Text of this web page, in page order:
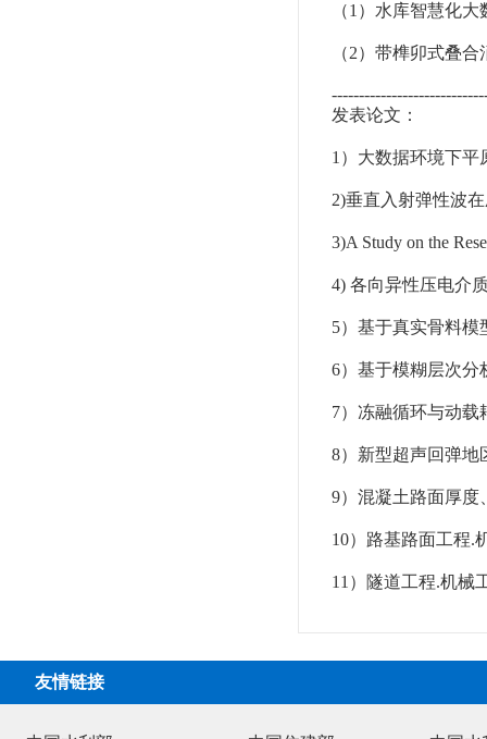
（1 ）水库智慧化大
（2）带榫卯式叠合
发表论文：
1 ）大数据环境下平
2)垂直入射弹性波
3)A Study on the
4) 各向异性压电介
5）基于真实骨料模
6）基于模糊层次分
7）冻融循环与动载
8）新型超声回弹地
9）混凝土路面厚度
10）路基路面工程.
11 ）隧道工程.机械
友情链接